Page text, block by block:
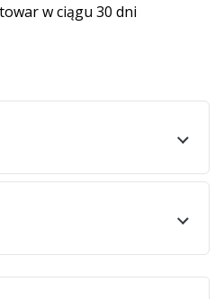
w ciągu 30 dni